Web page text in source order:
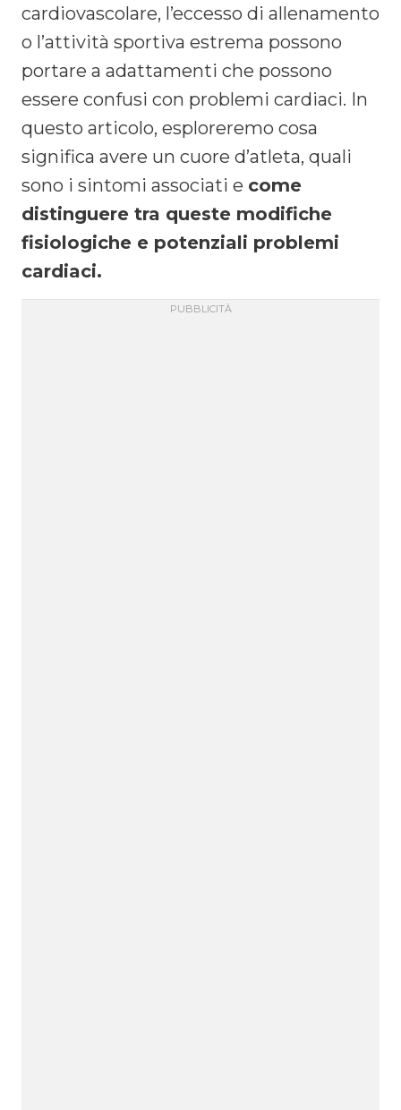
cardiovascolare, l’eccesso di allenamento
o l’attività sportiva estrema possono
portare a adattamenti che possono
essere confusi con problemi cardiaci. In
questo articolo, esploreremo cosa
significa avere un cuore d’atleta, quali
sono i sintomi associati e come
distinguere tra queste modifiche
fisiologiche e potenziali problemi
cardiaci.